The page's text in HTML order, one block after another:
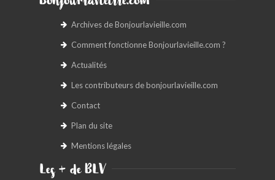
Bonjourlavieille.com
Archives de Bonjourlavieille.com
Comment fonctionne Bonjourlavieille.com ?
Actualités
Les contributeurs de bonjourlavieille.com
Contact
Plan du site
Mentions légales
Les + de BLV